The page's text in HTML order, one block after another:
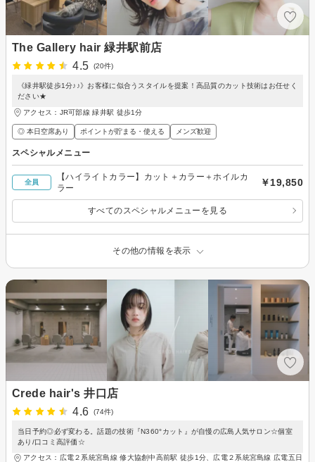
The Gallery hair 緑井駅前店
4.5
(20件)
《緑井駅徒歩1分♪♪》お客様に似合うスタイルを提案！高品質のカット技術はお任せく
ださい★
アクセス：JR可部線 緑井駅 徒歩1分
◎ 本日空席あり ポイントが貯まる・使える メンズ歓迎
スペシャルメニュー
全員
【ハイライトカラー】カット＋カラー＋ホイルカ
ラー
￥19,850
すべてのスペシャルメニューを見る
その他の情報を表示
Crede hair's 井口店
4.6
(74件)
当日予約◎必ず変わる。話題の技術『N360°カット』が自慢の広島人気サロン☆個室
あり/口コミ高評価☆
アクセス：広電２系統宮島線 修大協創中高前駅 徒歩1分、広電２系統宮島線 広電五日